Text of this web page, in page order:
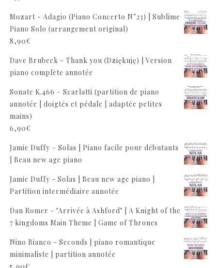
Mozart - Adagio (Piano Concerto N°23) | Sublime
Piano Solo (arrangement original)
8,90€
Dave Brubeck - Thank you (Dziękuję) | Version
piano complète annotée
Sonate K.466 – Scarlatti (partition de piano
annotée | doigtés et pédale | adaptée petites
mains)
6,90€
Jamie Duffy – Solas | Piano facile pour débutants
| Beau new age piano
Jamie Duffy - Solas | Beau new age piano |
Partition intermédiaire annotée
Dan Romer - "Arrivée à Ashford" | A Knight of the
7 kingdoms Main Theme | Game of Thrones
Nino Bianco - Seconds | piano romantique
minimaliste | partition annotée